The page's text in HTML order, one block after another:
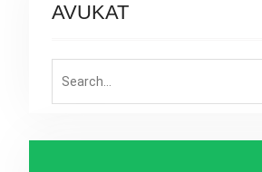
AVUKAT
for: